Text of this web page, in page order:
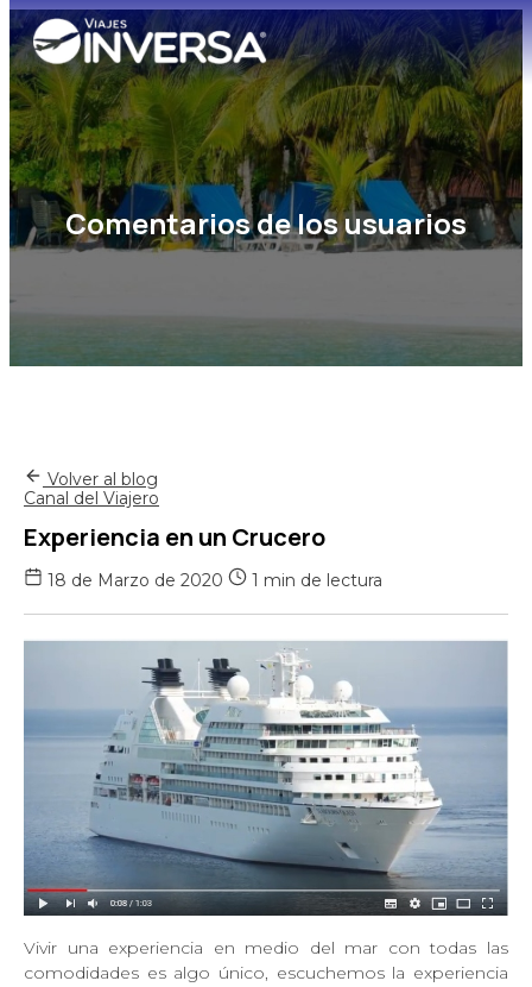
Comentarios de los usuarios
Volver al blog
Canal del Viajero
Experiencia en un Crucero
18 de Marzo de 2020 1 min de lectura
Vivir una experiencia en medio del mar con todas las
comodidades es algo único, escuchemos la experiencia